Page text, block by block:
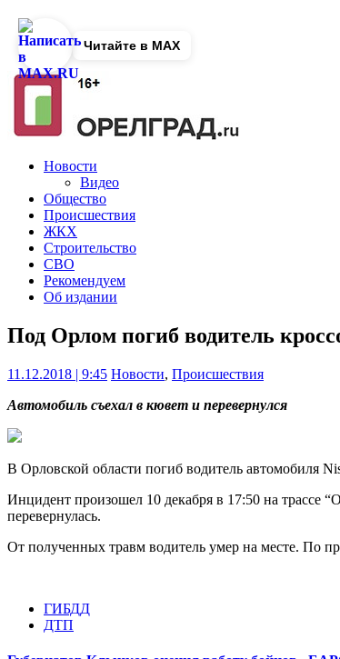
Новости
Видео
Общество
Происшествия
ЖКХ
Строительство
СВО
Рекомендуем
Об издании
Под Орлом погиб водитель
11.12.2018 | 9:45 Новости, Происшествия
Автомобиль съехал в кювет и перевернулся
В Орловской области погиб водитель автомобиля
Инцидент произошел 10 декабря в 17:50 на трассе
перевернулась.
От полученных травм водитель умер на месте. По
ГИБДД
ДТП
Читайте в MAX